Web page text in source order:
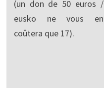
(un don de 50 euros /
eusko ne vous en
coûtera que 17).